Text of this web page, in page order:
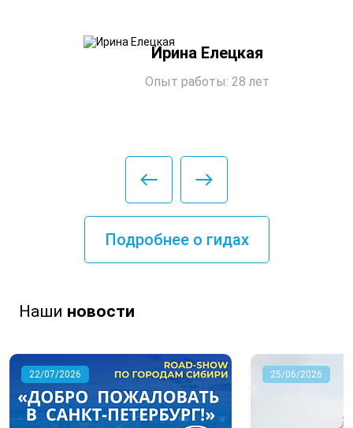
Ирина Елецкая
Опыт работы: 28 лет
Подробнее о гидах
Наши новости
22/07/2026 25/06/2026